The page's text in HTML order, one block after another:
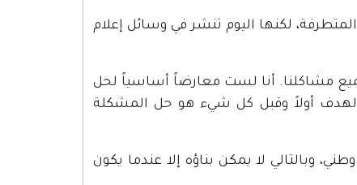
لكنها اليوم تنشر في وسائل إعلام
مشاكلنا. أنا لست معارضاً أساسياً لحل
أولاً وقبل كل شيء هو حل المشكلة
وبالتالي لا يمكن بناؤه إلا عندما يكون